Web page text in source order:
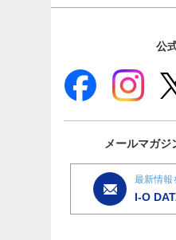
公
メールマガジ
最新情報
I-O